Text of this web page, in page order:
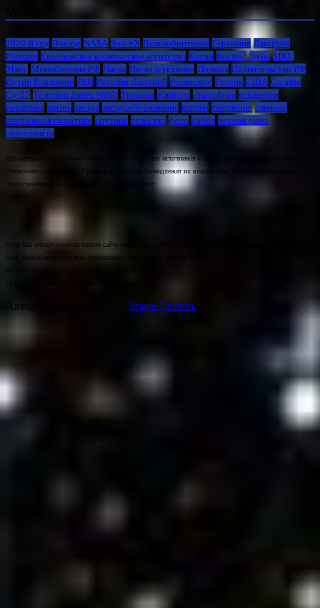
2020-й год Boeing NASA SpaceX Великобритания Германия Дмитрий
Рогозин Европейское космическое агентство Китай Космос Луна МКС
Марс Минoбороны РФ Наука Наука и техника Польша Правительство РФ
Путин Владимир РАН Рогозин Дмитрий Роскосмос Россия США Солнце
Су-25 Телескоп James Webb Украина Юпитер атмосфера вселенная
галактика жизнь звезда звездообразование кеплер скопление слияние
спиральная галактика спутник телескоп фото хаббл черная дыра
экзопланета
Все материалы на данном сайте взяты из открытых источников и предоставляются исключительно в
ознакомительных целях. Права на материалы принадлежат их владельцам. Администрация сайта
ответственности за содержание материала не несет.
Если Вы обнаружили на нашем сайте материалы, которые нарушают авторские права, принадлежащие
Вам, Вашей компании или организации, пожалуйста, сообщите нам.
На сайте могут быть опубликованы материалы 18+!
При цитировании ссылка на источник обязательна.
Авторские права © 2026 Space Liceum.